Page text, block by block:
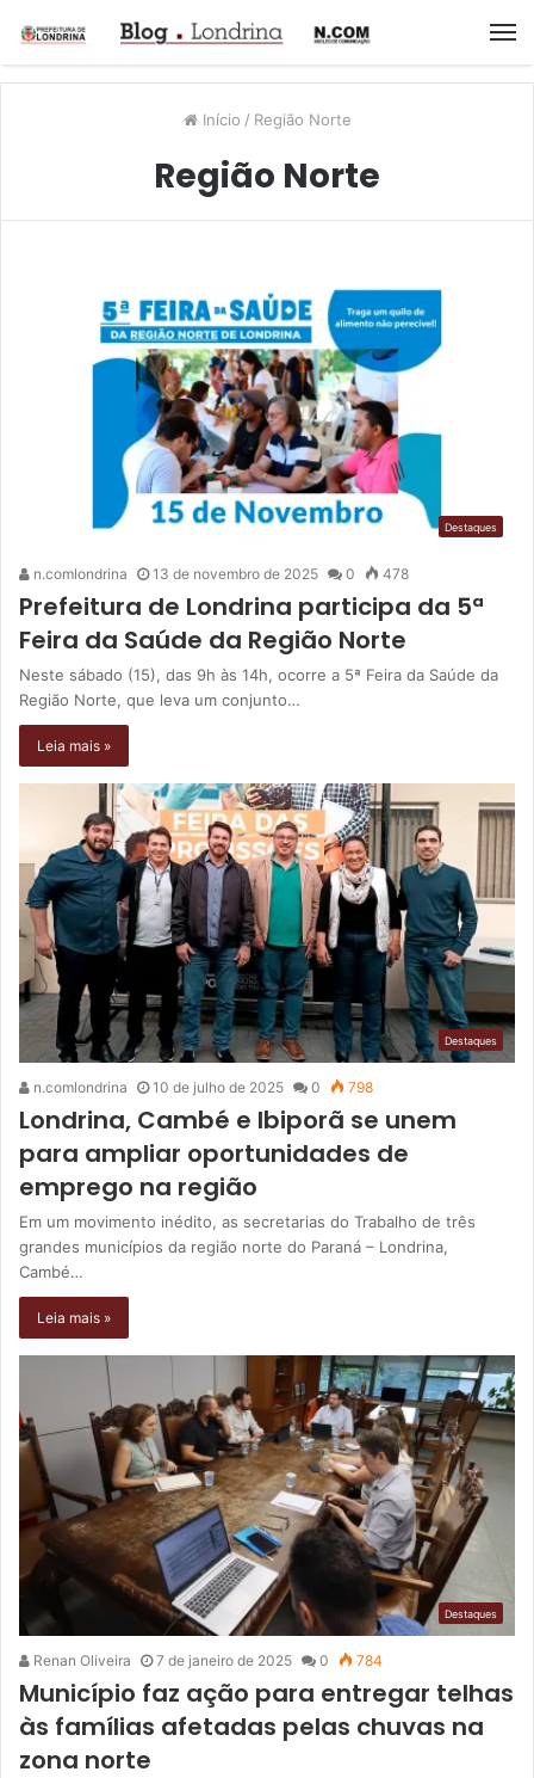
Início / Região Norte
Região Norte
Destaques
n.comlondrina 13 de novembro de 2025 0 478
Prefeitura de Londrina participa da 5ª
Feira da Saúde da Região Norte
Neste sábado (15), das 9h às 14h, ocorre a 5ª Feira da Saúde da
Região Norte, que leva um conjunto…
Leia mais »
Destaques
n.comlondrina 10 de julho de 2025 0 798
Londrina, Cambé e Ibiporã se unem
para ampliar oportunidades de
emprego na região
Em um movimento inédito, as secretarias do Trabalho de três
grandes municípios da região norte do Paraná – Londrina,
Cambé…
Leia mais »
Destaques
Renan Oliveira 7 de janeiro de 2025 0 784
Município faz ação para entregar telhas
às famílias afetadas pelas chuvas na
zona norte